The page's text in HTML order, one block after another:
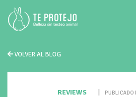
VOLVER AL BLOG
REVIEWS